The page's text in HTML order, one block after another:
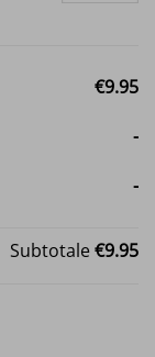
€9.95
-
-
Subtotale€9.95